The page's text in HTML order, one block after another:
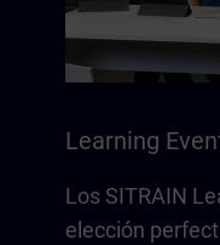
Learning
Los SITRAIN
elección